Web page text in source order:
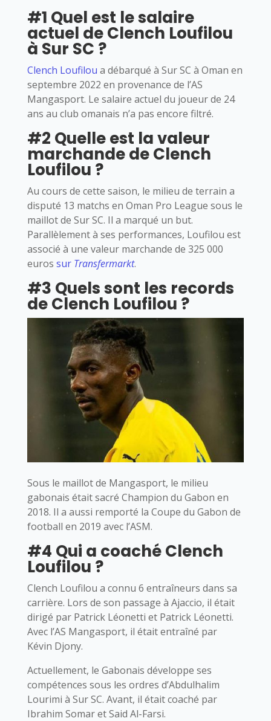
#1 Quel est le salaire
actuel de Clench Loufilou
à Sur SC ?
Clench Loufilou a débarqué à Sur SC à Oman en
septembre 2022 en provenance de l’AS
Mangasport. Le salaire actuel du joueur de 24
ans au club omanais n’a pas encore filtré.
#2 Quelle est la valeur
marchande de Clench
Loufilou ?
Au cours de cette saison, le milieu de terrain a
disputé 13 matchs en Oman Pro League sous le
maillot de Sur SC. Il a marqué un but.
Parallèlement à ses performances, Loufilou est
associé à une valeur marchande de 325 000
euros sur Transfermarkt.
#3 Quels sont les records
de Clench Loufilou ?
Sous le maillot de Mangasport, le milieu
gabonais était sacré Champion du Gabon en
2018. Il a aussi remporté la Coupe du Gabon de
football en 2019 avec l’ASM.
#4 Qui a coaché Clench
Loufilou ?
Clench Loufilou a connu 6 entraîneurs dans sa
carrière. Lors de son passage à Ajaccio, il était
dirigé par Patrick Léonetti et Patrick Léonetti.
Avec l’AS Mangasport, il était entraîné par
Kévin Djony.
Actuellement, le Gabonais développe ses
compétences sous les ordres d’Abdulhalim
Lourimi à Sur SC. Avant, il était coaché par
Ibrahim Somar et Said Al-Farsi.